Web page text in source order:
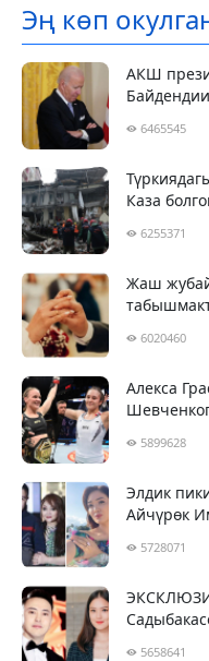
Эң көп
АКШ
6465545
Каза
6255371
Жаш
6020460
Алекса
5899628
Элдик
Айчүрөк
5728071
5658641